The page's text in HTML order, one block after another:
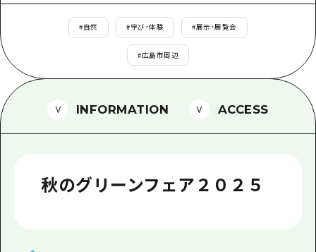
自然
半日
1泊2日
2泊3日
HIROSHIMA FREE Wi-Fi
観光案内所
広島県を訪れる外国人旅行者向け情報一
広島県の魅力を動画でご紹介！
#自然 #学び・体験 #展示・展覧会
#広島市周辺
INFORMATION ACCESS
秋のグリーンフェア２０２５